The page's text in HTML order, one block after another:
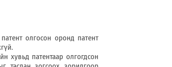
олгосон оронд патент
патентаар олгогдсон